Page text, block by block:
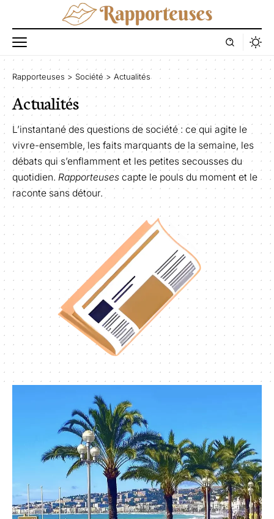
Rapporteuses > Société> Actualités
Actualités
L’instantané des questions de société : ce qui agite le
vivre-ensemble, les faits marquants de la semaine, les
débats qui s’enflamment et les petites secousses du
quotidien. Rapporteuses capte le pouls du moment et le
raconte sans détour.